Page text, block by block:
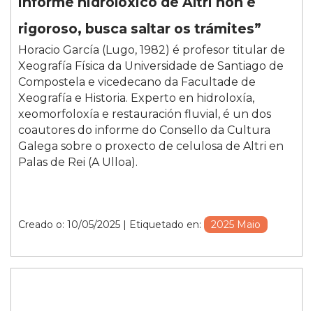
rigoroso, busca saltar os trámites”
Horacio García (Lugo, 1982) é profesor titular de
Xeografía Física da Universidade de Santiago de
Compostela e vicedecano da Facultade de
Xeografía e Historia. Experto en hidroloxía,
xeomorfoloxía e restauración fluvial, é un dos
coautores do informe do Consello da Cultura
Galega sobre o proxecto de celulosa de Altri en
Palas de Rei (A Ulloa).
Creado o: 10/05/2025 | Etiquetado en: 2025 Maio